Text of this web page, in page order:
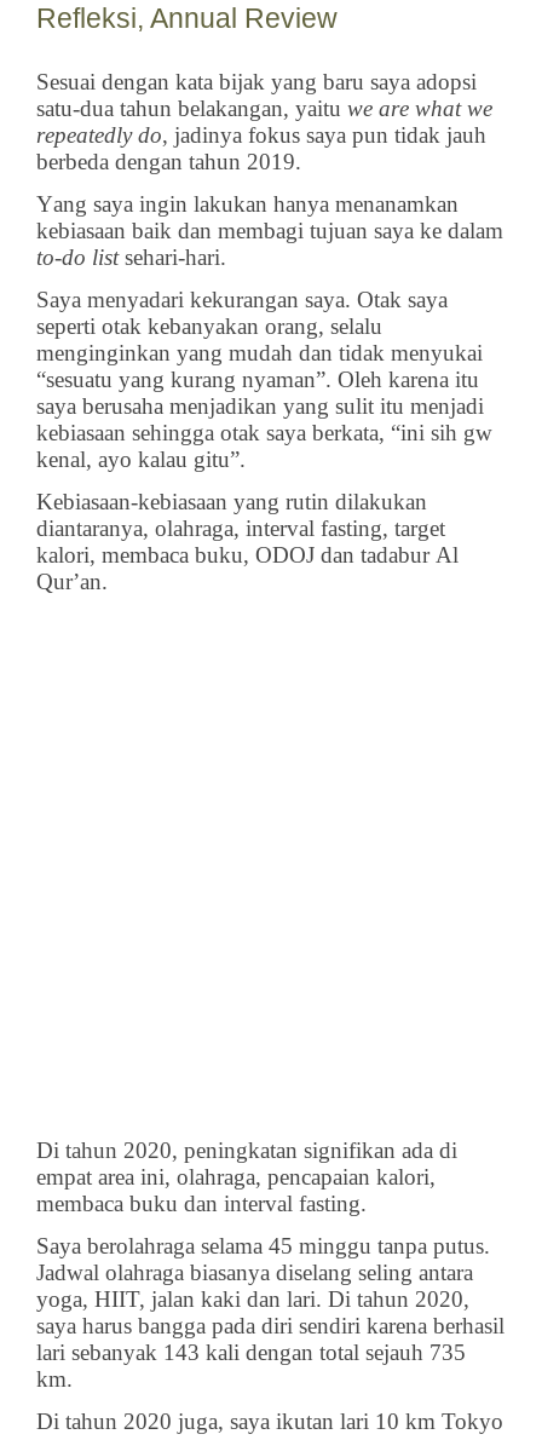
Refleksi, Annual Review
Sesuai dengan kata bijak yang baru saya adopsi
satu-dua tahun belakangan, yaitu we are what we
repeatedly do, jadinya fokus saya pun tidak jauh
berbeda dengan tahun 2019.
Yang saya ingin lakukan hanya menanamkan
kebiasaan baik dan membagi tujuan saya ke dalam
to-do listsehari-hari.
Saya menyadari kekurangan saya. Otak saya
seperti otak kebanyakan orang, selalu
menginginkan yang mudah dan tidak menyukai
“sesuatu yang kurang nyaman”. Oleh karena itu
saya berusaha menjadikan yang sulit itu menjadi
kebiasaan sehingga otak saya berkata, “ini sih gw
kenal, ayo kalau gitu”.
Kebiasaan-kebiasaan yang rutin dilakukan
diantaranya, olahraga, interval fasting, target
kalori, membaca buku, ODOJ dan tadabur Al
Qur’an.
Di tahun 2020, peningkatan signifikan ada di
empat area ini, olahraga, pencapaian kalori,
membaca buku dan interval fasting.
Saya berolahraga selama 45 minggu tanpa putus.
Jadwal olahraga biasanya diselang seling antara
yoga, HIIT, jalan kaki dan lari. Di tahun 2020,
saya harus bangga pada diri sendiri karena berhasil
lari sebanyak 143 kali dengan total sejauh 735
km.
Di tahun 2020 juga, saya ikutan lari 10 km Tokyo